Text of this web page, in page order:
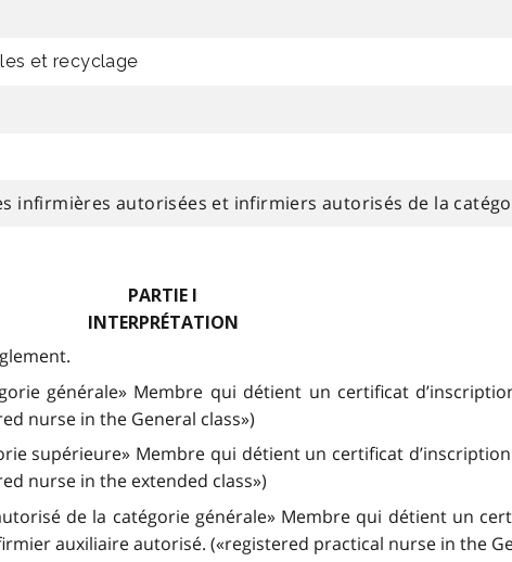
et recyclage
infirmières autorisées et infirmiers autorisés de la
PARTIE I
INTERPRÉTATION
générale» Membre qui détient un certificat
nurse in the General class»)
supérieure» Membre qui détient un certificat
nurse in the extended class»)
de la catégorie générale» Membre qui détient un
auxiliaire autorisé. («registered practical nurse in the